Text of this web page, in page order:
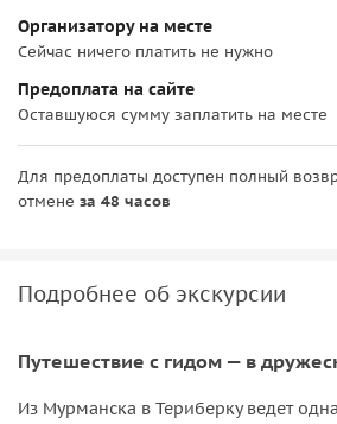
Организатору на месте
Сейчас ничего платить не нужно
Предоплата на сайте
Оставшуюся сумму заплатить на месте
Для предоплаты доступен полный
отмене за 48 часов
Подробнее об экскурсии
Путешествие с гидом — в
Из Мурманска в Териберку ведет